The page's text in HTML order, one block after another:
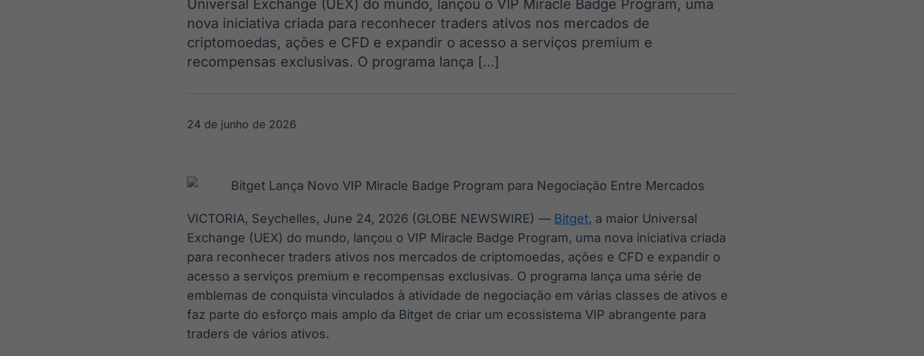
OTC
Plataforma para
negociação de
ativos
Datafeed
APIs para
integração de
conteúdos e
dados
Ticker
Cotações e
headlines de
notícias
Widgets
Componentes
para conteúdos e
funcionalidades
Wallboard
Conteúdos e
displays e telas
Curadoria
Curadoria de
noticiosos
Monitoramento
A melhor
no Brasil
Universal Exchange (UEX) do mundo, lançou o VIP Miracle Badge Program, uma
nova iniciativa criada para reconhecer traders ativos nos mercados de
criptomoedas, ações e CFD e expandir o acesso a serviços premium e
recompensas exclusivas. O programa lança […]
24 de junho de 2026
VICTORIA, Seychelles, June 24, 2026 (GLOBE NEWSWIRE) — Bitget, a maior Universal
Exchange (UEX) do mundo, lançou o VIP Miracle Badge Program, uma nova iniciativa criada
para reconhecer traders ativos nos mercados de criptomoedas, ações e CFD e expandir o
acesso a serviços premium e recompensas exclusivas. O programa lança uma série de
emblemas de conquista vinculados à atividade de negociação em várias classes de ativos e
faz parte do esforço mais amplo da Bitget de criar um ecossistema VIP abrangente para
traders de vários ativos.